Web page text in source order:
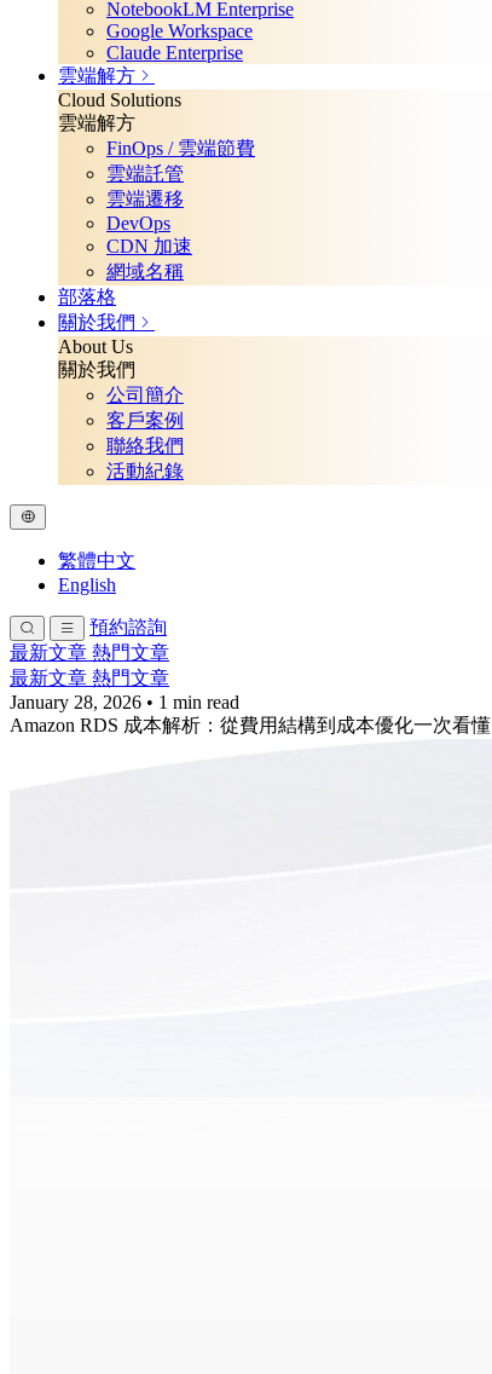
NotebookLM Enterprise
Google Workspace
Claude Enterprise
雲端解方
Cloud Solutions
雲端解方
FinOps / 雲端節費
雲端託管
雲端遷移
DevOps
CDN 加速
網域名稱
部落格
關於我們
About Us
關於我們
公司簡介
客戶案例
聯絡我們
活動紀錄
繁體中文
English
預約諮詢
最新文章 熱門文章
最新文章 熱門文章
January 28, 2026 • 1 min read
Amazon RDS 成本解析：從費用結構到成本優化一次看懂